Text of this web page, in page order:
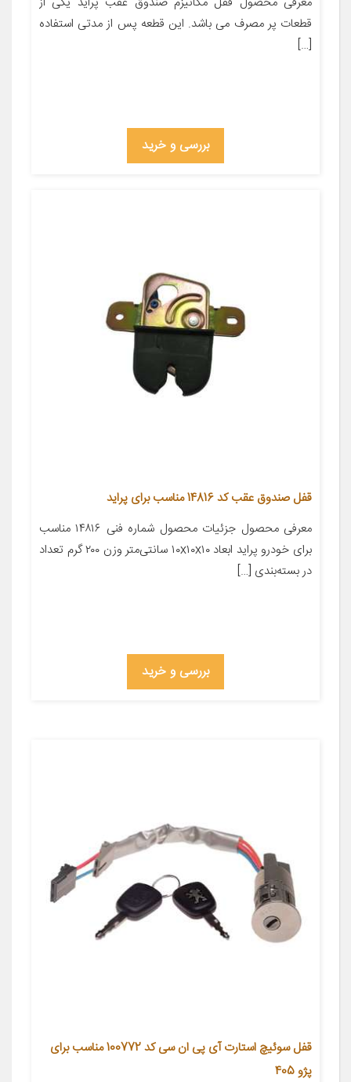
قطعات پر مصرف می باشد. این قطعه پس از مدتی استفاده
[…]
بررسی و خرید
قفل صندوق عقب کد 14816 مناسب برای پراید
معرفی محصول جزئیات محصول شماره فنی ۱۴۸۱۶ مناسب
برای خودرو پراید ابعاد ۱۰x۱۰x۱۰ سانتی‌متر وزن ۲۰۰ گرم تعداد
در بسته‌بندی […]
بررسی و خرید
قفل سوئیچ استارت آی پی ان سی کد 100772 مناسب برای
پژو 405